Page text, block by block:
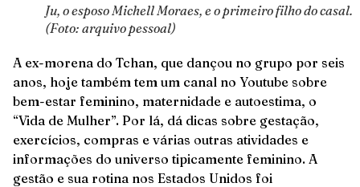
Ju, o esposo Michell Moraes, e o primeiro filho do casal.
(Foto: arquivo pessoal)
A ex-morena do Tchan, que dançou no grupo por seis
anos, hoje também tem um canal no Youtube sobre
bem-estar feminino, maternidade e autoestima, o
“Vida de Mulher”. Por lá, dá dicas sobre gestação,
exercícios, compras e várias outras atividades e
informações do universo tipicamente feminino. A
gestão e sua rotina nos Estados Unidos foi